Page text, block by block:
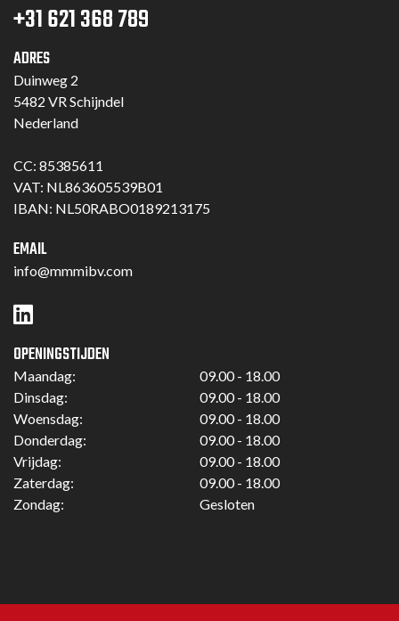
+31 621 368 789
ADRES
Duinweg 2
5482 VR Schijndel
Nederland
CC: 85385611
VAT: NL863605539B01
IBAN: NL50RABO0189213175
EMAIL
info@mmmibv.com
OPENINGSTIJDEN
Maandag:
09.00 - 18.00
Dinsdag:
09.00 - 18.00
Woensdag:
09.00 - 18.00
Donderdag:
09.00 - 18.00
Vrijdag:
09.00 - 18.00
Zaterdag:
09.00 - 18.00
Zondag:
Gesloten